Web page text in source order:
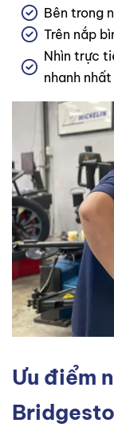
Bên trong
Trên nắp
Nhìn trực
nhanh
Ưu điểm